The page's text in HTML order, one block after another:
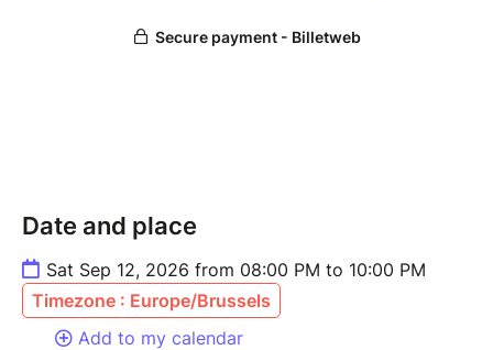
Date and place
Sat Sep 12, 2026 from 08:00 PM to 10:00 PM
Timezone : Europe/Brussels
Add to my calendar